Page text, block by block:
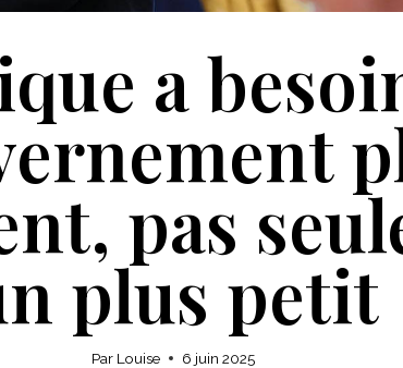
a
pas
plus petit
Par Louise 6 juin 2025